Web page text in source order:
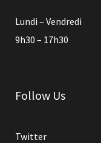
Lundi – Vendredi
9h30 – 17h30
Follow Us
Twitter